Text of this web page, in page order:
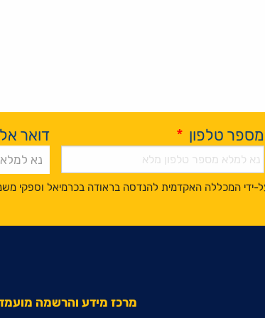
מספר טלפון * דואר
ידי המכללה האקדמית להנדסה בראודה בכרמיאל וספקי
מרכז מידע והרשמה